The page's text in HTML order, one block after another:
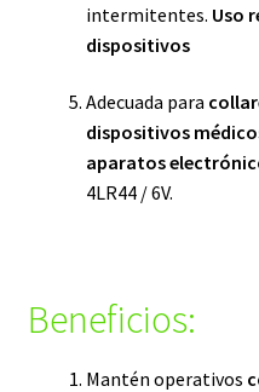
intermitentes. Uso
dispositivos
Adecuada para
dispositivos
aparatos
4LR44 / 6V.
Beneficios:
Mantén operativos